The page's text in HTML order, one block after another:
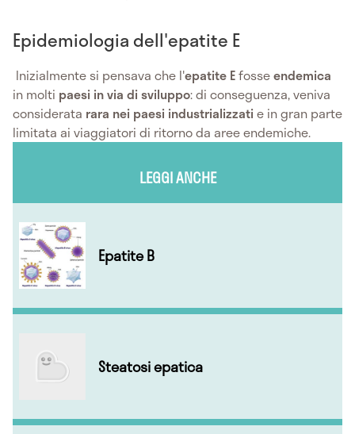
Epidemiologia dell'epatite E
Inizialmente si pensava che l'epatite Efosseendemica
in molti paesi in via di sviluppo: di conseguenza, veniva
considerata rara nei paesi industrializzatie in gran parte
limitata ai viaggiatori di ritorno da aree endemiche.
LEGGI ANCHE
Epatite B
Steatosi epatica